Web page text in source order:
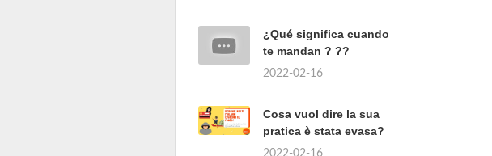
¿Qué significa cuando
te mandan ? ??
2022-02-16
Cosa vuol dire la sua
pratica è stata evasa?
2022-02-16